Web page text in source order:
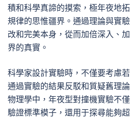
積和科學真諦的摸索，極年夜地
規律的思惟疆界。通過理論與實
改和完美本身，從而加倍深入、
界的真實。
科學家設計實驗時，不僅要考慮
通過實驗的結果反駁和質疑舊理
物理學中，年夜型對撞機實驗不
驗證標準模子，還用于探尋能夠